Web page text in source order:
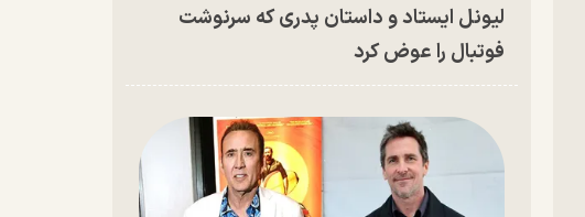
لیونل ایستاد و داستان پدری که سرنوشت
فوتبال را عوض کرد